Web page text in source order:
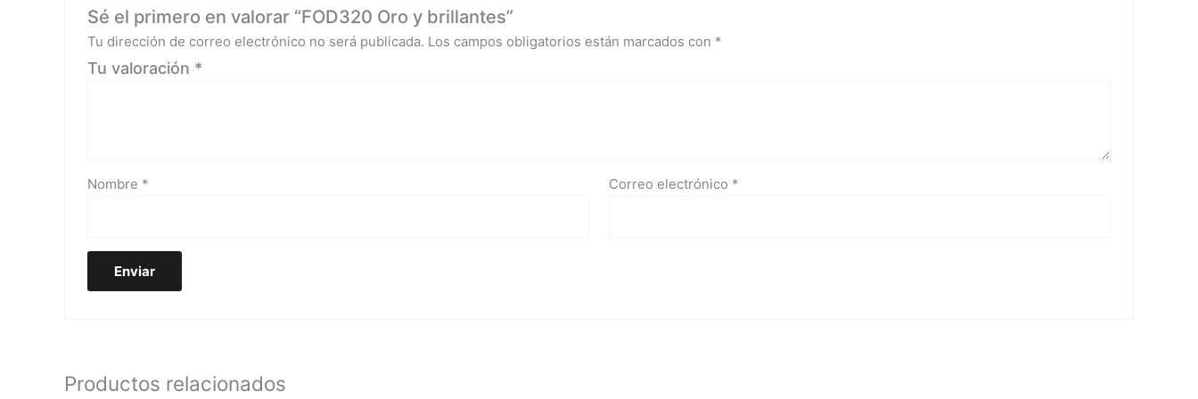
Sé el primero en valorar “FOD320 Oro y brillantes”
Tu dirección de correo electrónico no será publicada. Los campos obligatorios están marcados con *
Tu valoración *
Nombre * Correo electrónico *
Productos relacionados